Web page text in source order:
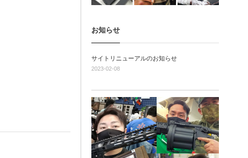
お知らせ
サイトリニューアルのお知らせ
2023-02-08